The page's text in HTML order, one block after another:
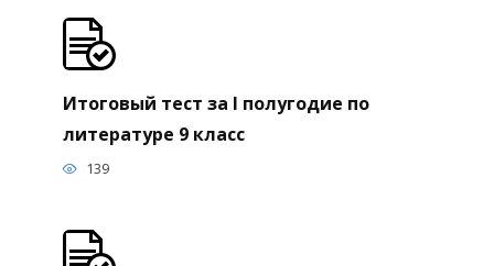
Итоговый тест за I полугодие по
литературе 9 класс
139